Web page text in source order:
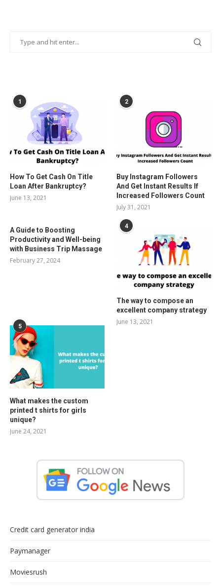
1
How To Get Cash On Title
Loan After Bankruptcy?
June 13, 2021
2
Buy Instagram Followers
And Get Instant Results If
Increased Followers Count
July 31, 2021
A Guide to Boosting
Productivity and Well-being
with Business Trip Massage
February 27, 2024
4
The way to compose an
excellent company strategy
June 13, 2021
5
What makes the custom
printed t shirts for girls
unique?
June 24, 2021
Credit card generator india
Paymanager
Moviesrush